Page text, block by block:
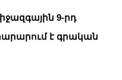
9-րդ
է գրական